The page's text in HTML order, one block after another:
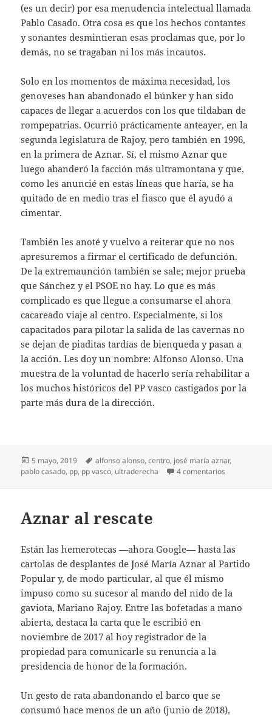
(es un decir) por esa menudencia intelectual llamada
Pablo Casado. Otra cosa es que los hechos contantes
y sonantes desmintieran esas proclamas que, por lo
demás, no se tragaban ni los más incautos.
Solo en los momentos de máxima necesidad, los
genoveses han abandonado el búnker y han sido
capaces de llegar a acuerdos con los que tildaban de
rompepatrias. Ocurrió prácticamente anteayer, en la
segunda legislatura de Rajoy, pero también en 1996,
en la primera de Aznar. Sí, el mismo Aznar que
luego abanderó la facción más ultramontana y que,
como les anuncié en estas líneas que haría, se ha
quitado de en medio tras el fiasco que él ayudó a
cimentar.
También les anoté y vuelvo a reiterar que no nos
apresuremos a firmar el certificado de defunción.
De la extremaunción también se sale; mejor prueba
que Sánchez y el PSOE no hay. Lo que es más
complicado es que llegue a consumarse el ahora
cacareado viaje al centro. Especialmente, si los
capacitados para pilotar la salida de las cavernas no
se dejan de piaditas tardías de bienqueda y pasan a
la acción. Les doy un nombre: Alfonso Alonso. Una
muestra de la voluntad de hacerlo sería rehabilitar a
los muchos históricos del PP vasco castigados por la
parte más dura de la dirección.
Publicado
el
5 mayo, 2019 Etiquetas
alfonso alonso,centro, josé maría aznar,
pablo casado, pp, pp vasco, ultraderecha 4 comentarios
Aznar al rescate
Están las hemerotecas —ahora Google— hasta las
cartolas de desplantes de José María Aznar al Partido
Popular y, de modo particular, al que él mismo
impuso como su sucesor al mando del nido de la
gaviota, Mariano Rajoy. Entre las bofetadas a mano
abierta, destaca la carta que le escribió en
noviembre de 2017 al hoy registrador de la
propiedad para comunicarle su renuncia a la
presidencia de honor de la formación.
Un gesto de rata abandonando el barco que se
consumó hace menos de un año (junio de 2018),